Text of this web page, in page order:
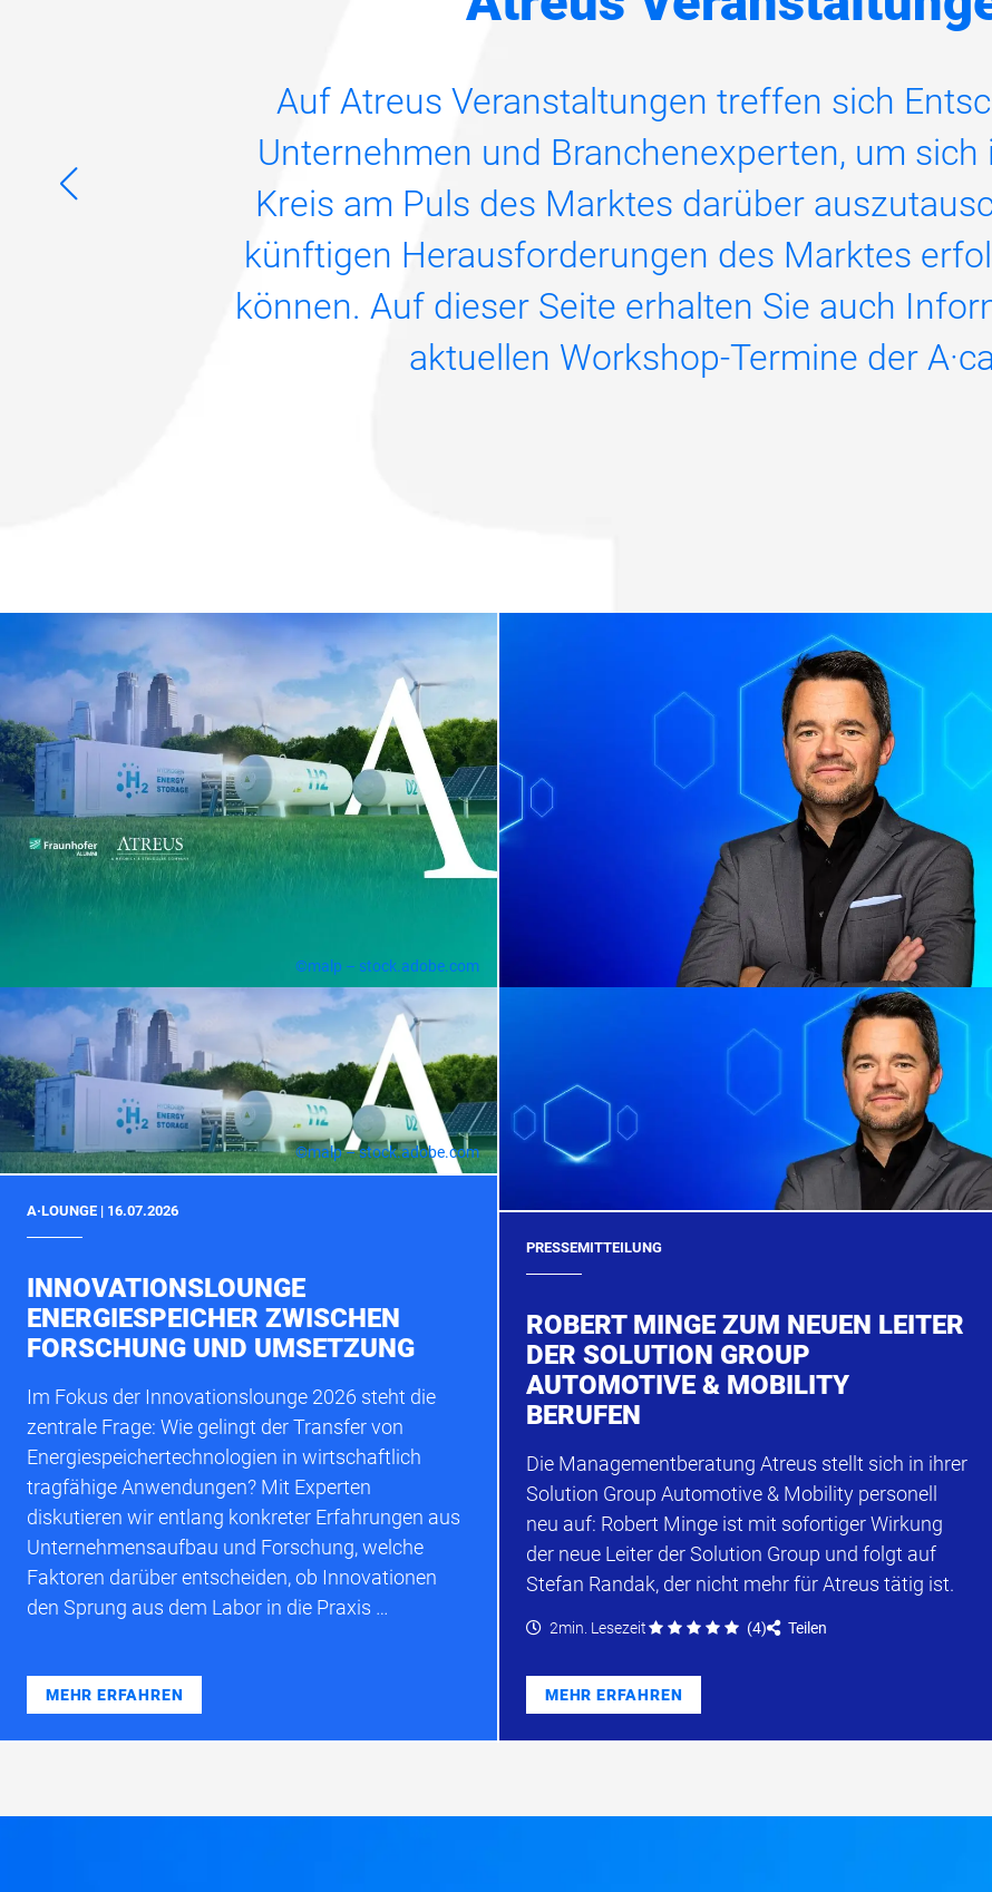
Auf Atreus Veranstaltungen treffen sich
Unternehmen und Branchenexperten, um sich
Kreis am Puls des Marktes darüber
künftigen Herausforderungen des Marktes
können. Auf dieser Seite erhalten Sie auch
aktuellen Workshop-Termine der
©malp – stock.adobe.com
©malp – stock.adobe.com
A·LOUNGE | 16.07.2026
INNOVATIONSLOUNGE
ENERGIESPEICHER ZWISCHEN
FORSCHUNG UND UMSETZUNG
Im Fokus der Innovationslounge 2026 steht die
zentrale Frage: Wie gelingt der Transfer von
Energiespeichertechnologien in wirtschaftlich
tragfähige Anwendungen? Mit Experten
diskutieren wir entlang konkreter Erfahrungen aus
Unternehmensaufbau und Forschung, welche
Faktoren darüber entscheiden, ob Innovationen
den Sprung aus dem Labor in die Praxis …
MEHR ERFAHREN
PRESSEMITTEILUNG
ROBERT MINGE ZUM NEUEN LEITER
DER SOLUTION GROUP
AUTOMOTIVE & MOBILITY
BERUFEN
Die Managementberatung Atreus stellt sich in ihrer
Solution Group Automotive & Mobility personell
neu auf: Robert Minge ist mit sofortiger Wirkung
der neue Leiter der Solution Group und folgt auf
Stefan Randak, der nicht mehr für Atreus tätig ist.
2min. Lesezeit (4) Teilen
MEHR ERFAHREN